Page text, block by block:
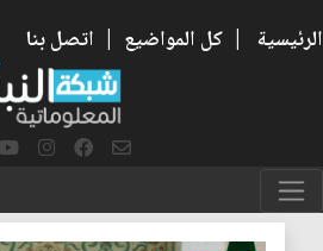
الرئيسية | كل المواضيع | اتصل بنا